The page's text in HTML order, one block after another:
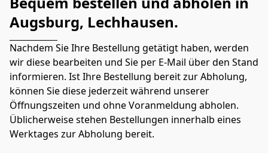
Augsburg, Lechhausen.
Nachdem Sie Ihre Bestellung getätigt haben, werden
wir diese bearbeiten und Sie per E-Mail über den Stand
informieren. Ist Ihre Bestellung bereit zur Abholung,
können Sie diese jederzeit während unserer
Öffnungszeiten und ohne Voranmeldung abholen.
Üblicherweise stehen Bestellungen innerhalb eines
Werktages zur Abholung bereit.